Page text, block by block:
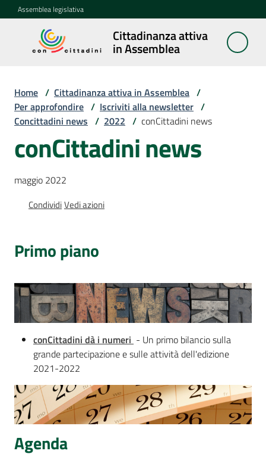
Vai al contenuto
Vai alla navigazione
Vai al footer
Assemblea legislativa
Cittadinanza attiva
in Assemblea
Cittadinanza
attiva in
Concittadini
Porte
in
itineranti
sulla
memoria
Seguici
Home / Cittadinanza attiva in Assemblea /
Per approfondire / Iscriviti alla newsletter /
Concittadini news / 2022 / conCittadini news
conCittadini news
maggio 2022
CondividiVedi azioni
Primo piano
conCittadini dà i numeri - Un primo bilancio sulla
grande partecipazione e sulle attività dell'edizione
2021-2022
Agenda